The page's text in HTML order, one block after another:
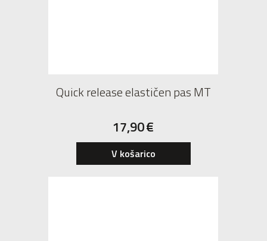
Quick release elastičen pas MT
17,90€
V košarico